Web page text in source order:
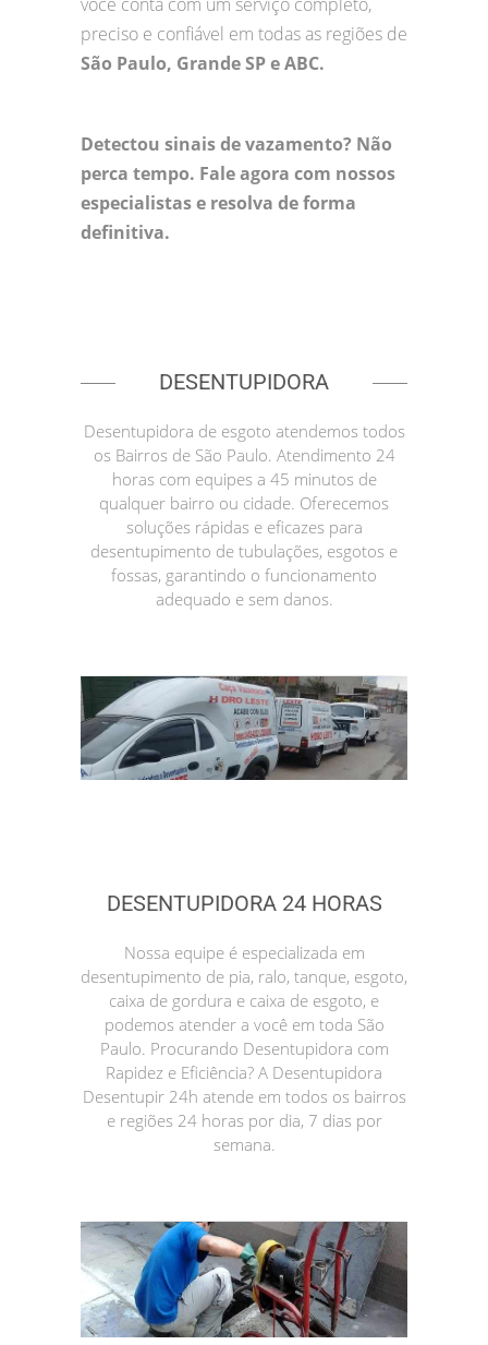
preciso e confiável em todas as regiões de
São Paulo, Grande SP e ABC.
Detectou sinais de vazamento? Não
perca tempo. Fale agora com nossos
especialistas e resolva de forma
definitiva.
DESENTUPIDORA
Desentupidora de esgoto atendemos todos
os Bairros de São Paulo. Atendimento 24
horas com equipes a 45 minutos de
qualquer bairro ou cidade. Oferecemos
soluções rápidas e eficazes para
desentupimento de tubulações, esgotos e
fossas, garantindo o funcionamento
adequado e sem danos.
DESENTUPIDORA 24 HORAS
Nossa equipe é especializada em
desentupimento de pia, ralo, tanque, esgoto,
caixa de gordura e caixa de esgoto, e
podemos atender a você em toda São
Paulo. Procurando Desentupidora com
Rapidez e Eficiência? A Desentupidora
Desentupir 24h atende em todos os bairros
e regiões 24 horas por dia, 7 dias por
semana.